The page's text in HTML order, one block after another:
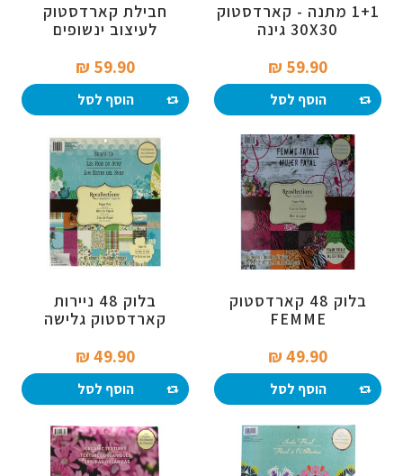
1+1 מתנה - קארדסטוק
30X30 גינה
59.90 ₪‎
הוסף לסל
חבילת קארדסטוק
לעיצוב ינשופים
59.90 ₪‎
הוסף לסל
בלוק 48 קארדסטוק
FEMME
49.90 ₪‎
הוסף לסל
בלוק 48 ניירות
קארדסטוק גלישה
49.90 ₪‎
הוסף לסל